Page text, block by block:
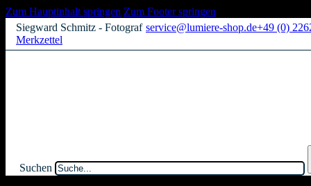
Zum Hauptinhalt springen Zum Footer springen
Siegward Schmitz - Fotograf service@lumiere-shop.de+49 (0)
Merkzettel
Suchen